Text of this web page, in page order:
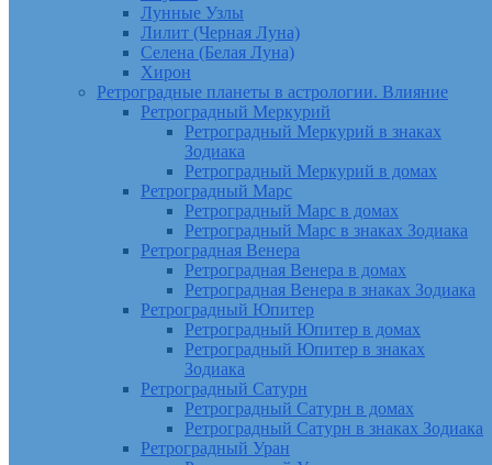
Лунные Узлы
Лилит (Черная Луна)
Селена (Белая Луна)
Хирон
Ретроградные планеты в астрологии. Влияние
Ретроградный Меркурий
Ретроградный Меркурий в знаках
Зодиака
Ретроградный Меркурий в домах
Ретроградный Марс
Ретроградный Марс в домах
Ретроградный Марс в знаках Зодиака
Ретроградная Венера
Ретроградная Венера в домах
Ретроградная Венера в знаках Зодиака
Ретроградный Юпитер
Ретроградный Юпитер в домах
Ретроградный Юпитер в знаках
Зодиака
Ретроградный Сатурн
Ретроградный Сатурн в домах
Ретроградный Сатурн в знаках Зодиака
Ретроградный Уран